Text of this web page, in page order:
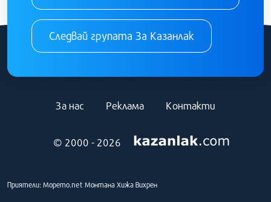
Следвай групата За Казанлак
© 2000 - 2026
За нас Реклама Контакти
Приятели: Морето.net Монтана Хижа Вихрен